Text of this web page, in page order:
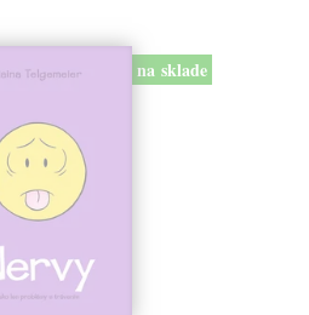
na sklade